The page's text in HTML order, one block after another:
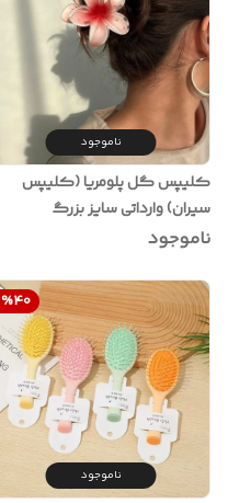
ناموجود
کلیپس گل پلومریا (کلیپس
سیران) وارداتی‌ سایز بزرگ
ناموجود
%40
ناموجود